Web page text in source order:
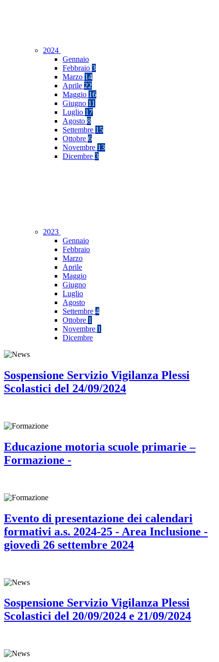
2024
Gennaio
Febbraio 3
Marzo 14
Aprile 22
Maggio 16
Giugno 11
Luglio 17
Agosto 8
Settembre 15
Ottobre 6
Novembre 13
Dicembre 3
2023
Gennaio
Febbraio
Marzo
Aprile
Maggio
Giugno
Luglio
Agosto
Settembre 4
Ottobre 1
Novembre 1
Dicembre
Sospensione Servizio Vigilanza Plessi
Scolastici del 24/09/2024
Educazione motoria scuole primarie –
Formazione -
Evento di presentazione dei calendari
formativi a.s. 2024-25 - Area Inclusione -
giovedì 26 settembre 2024
Sospensione Servizio Vigilanza Plessi
Scolastici del 20/09/2024 e 21/09/2024